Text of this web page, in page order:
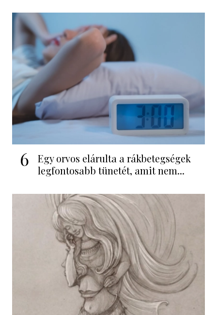
6
Egy orvos elárulta a rákbetegségek
legfontosabb tünetét, amit nem...